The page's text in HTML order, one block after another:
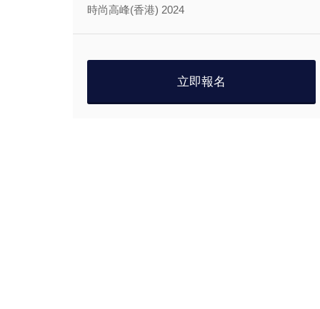
時尚高峰(香港) 2024
立即報名